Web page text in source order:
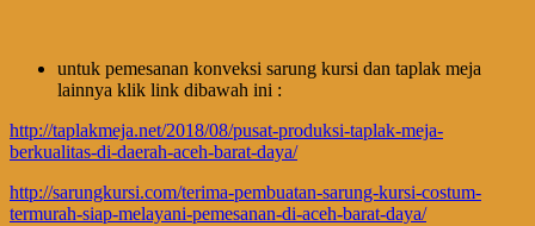
untuk pemesanan konveksi sarung kursi dan taplak meja
lainnya klik link dibawah ini :
http://taplakmeja.net/2018/08/pusat-produksi-taplak-meja-
berkualitas-di-daerah-aceh-barat-daya/
http://sarungkursi.com/terima-pembuatan-sarung-kursi-costum-
termurah-siap-melayani-pemesanan-di-aceh-barat-daya/